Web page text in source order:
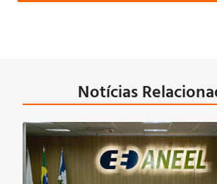
Notícias